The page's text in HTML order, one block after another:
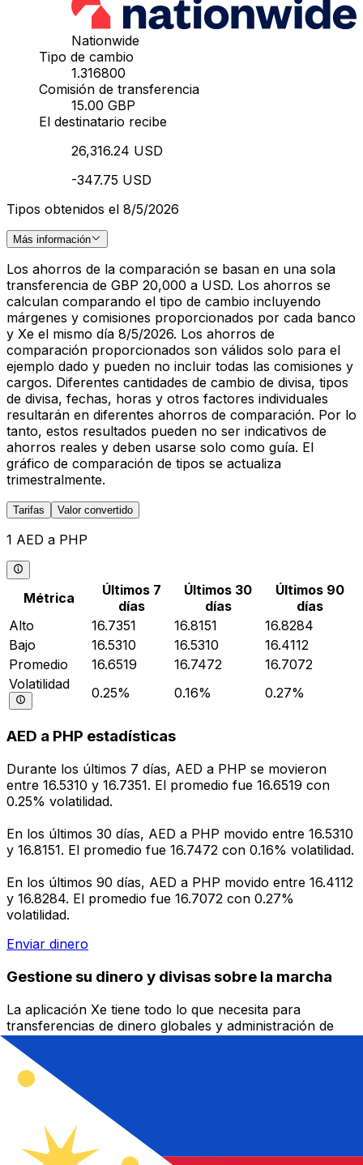
Nationwide
Tipo de cambio
1.316800
Comisión de transferencia
15.00 GBP
El destinatario recibe
26,316.24 USD
-347.75 USD
Tipos obtenidos el 8/5/2026
Más información
Los ahorros de la comparación se basan en una sola
transferencia de GBP 20,000 a USD. Los ahorros se
calculan comparando el tipo de cambio incluyendo
márgenes y comisiones proporcionados por cada banco
y Xe el mismo día 8/5/2026. Los ahorros de
comparación proporcionados son válidos solo para el
ejemplo dado y pueden no incluir todas las comisiones y
cargos. Diferentes cantidades de cambio de divisa, tipos
de divisa, fechas, horas y otros factores individuales
resultarán en diferentes ahorros de comparación. Por lo
tanto, estos resultados pueden no ser indicativos de
ahorros reales y deben usarse solo como guía. El
gráfico de comparación de tipos se actualiza
trimestralmente.
Tarifas Valor convertido
1 AED a PHP
Métrica
Últimos 7
días
Últimos 30
días
Últimos 90
días
Alto
16.7351 16.8151
16.8284
Bajo
16.5310 16.5310
16.4112
Promedio
16.6519 16.7472
16.7072
Volatilidad
0.25% 0.16% 0.27%
AED a PHP estadísticas
Durante los últimos 7 días, AED a PHP se movieron
entre 16.5310 y 16.7351. El promedio fue 16.6519 con
0.25% volatilidad.
En los últimos 30 días, AED a PHP movido entre 16.5310
y 16.8151. El promedio fue 16.7472 con 0.16% volatilidad.
En los últimos 90 días, AED a PHP movido entre 16.4112
y 16.8284. El promedio fue 16.7072 con 0.27%
volatilidad.
Enviar dinero
Gestione su dinero y divisas sobre la marcha
La aplicación Xe tiene todo lo que necesita para
transferencias de dinero globales y administración de
divisas. Convierta divisas, establezca alertas de tasas y
transfiera dinero al extranjero sin cargos ocultos.
¡Descárgalo hoy!